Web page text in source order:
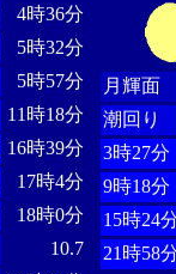
4時36分
5時32分
5時57分
11時18分
16時39分
17時4分
18時0分
10.7
月輝面
潮回り
3時27分
9時18分
15時24
21時58